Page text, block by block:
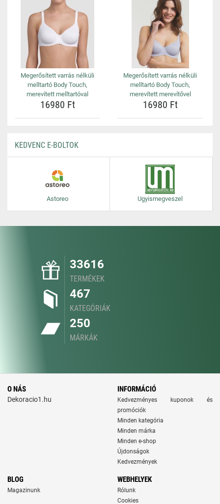
Megerősített varrás nélküli
melltartó Body Touch,
merevített melltartóval
16980 Ft
Megerősített varrás nélküli
melltartó Body Touch,
merevített merevítővel
16980 Ft
KEDVENC E-BOLTOK
Astoreo Ugyismegveszel
33616
TERMÉKEK
467
KATEGÓRIÁK
250
MÁRKÁK
O NÁS
Dekoracio1.hu
INFORMÁCIÓ
Kedvezményes kuponok és
promóciók
Minden kategória
Minden márka
Minden e-shop
Újdonságok
Kedvezmények
BLOG
Magazinunk
WEBHELYEK
Rólunk
Cookies